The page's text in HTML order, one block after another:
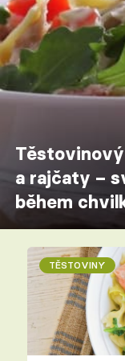
a rajčaty –
během
TĚSTOVINY